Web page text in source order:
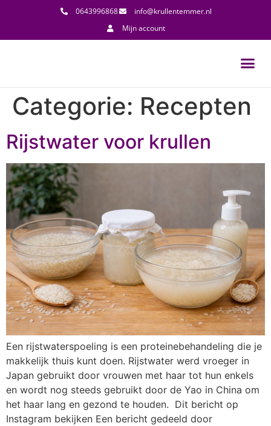
0643996868
info@krullentemmer.nl
Mijn account
Categorie: Recepten
Rijstwater voor krullen
Een rijstwaterspoeling is een proteinebehandeling die je
makkelijk thuis kunt doen. Rijstwater werd vroeger in
Japan gebruikt door vrouwen met haar tot hun enkels
en wordt nog steeds gebruikt door de Yao in China om
het haar lang en gezond te houden. Dit bericht op
Instagram bekijken Een bericht gedeeld door